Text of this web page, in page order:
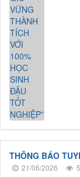
THÔNG BÁO
21/06/2026